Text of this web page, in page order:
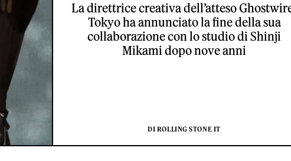
La direttrice creativa dell’atteso
Tokyo ha annunciato la fine della sua
collaborazione con lo studio di Shinji
Mikami dopo nove anni
DI ROLLING STONE IT